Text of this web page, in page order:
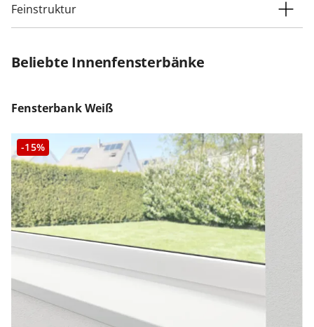
Feinstruktur
Beliebte Innenfensterbänke
Fensterbank Weiß
-15%